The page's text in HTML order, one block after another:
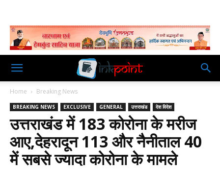
Home Breaking News
BREAKING NEWS EXCLUSIVE GENERAL उत्तराखंड देश विदेश
उत्तराखंड में 183 कोरोना के मरीज
आए,देहरादून 113 और नैनीताल 40
में सबसे ज्यादा कोरोना के मामले